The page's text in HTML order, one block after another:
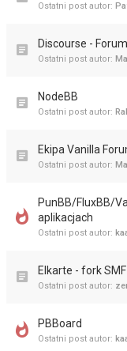
Ostatni post autor:
Discourse -
Ostatni post autor:
NodeBB
Ostatni post autor:
Ekipa Vanilla
Ostatni post autor:
PunBB/FluxBB/
aplikacjach
Ostatni post autor:
Elkarte - fork SMF
Ostatni post autor:
PBBoard
Ostatni post autor: